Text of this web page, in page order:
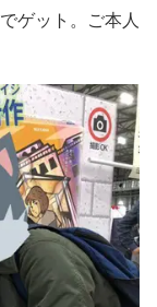
ゲット。ご本人